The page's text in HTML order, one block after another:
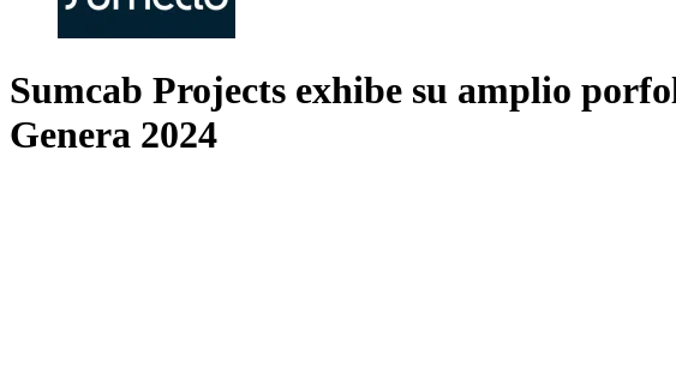
Sumcab Projects exhibe su amplio
Genera 2024